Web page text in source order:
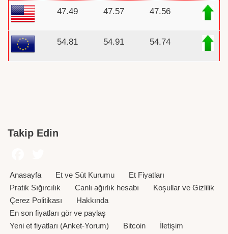
47.49 47.57 47.56
54.81 54.91 54.74
Takip Edin
Anasayfa Et ve Süt Kurumu
Et Fiyatları
Pratik Sığırcılık
Canlı ağırlık hesabı
Koşullar ve Gizlilik
Çerez Politikası
Hakkında
En son fiyatları gör ve paylaş
Yeni et fiyatları (Anket-Yorum)
Bitcoin İletişim